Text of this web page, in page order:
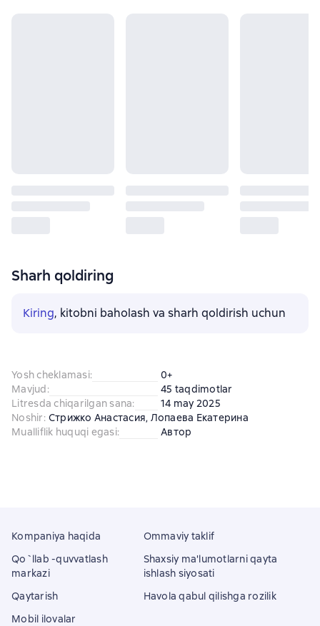
Sharh qoldiring
Kiring, kitobni baholash va sharh qoldirish uchun
Yosh cheklamasi:
0+
Mavjud:
45 taqdimotlar
Litresda chiqarilgan sana:
14 may 2025
Noshir: Стрижко Анастасия, Лопаева Екатерина
Mualliflik huquqi egasi: Автор
Kompaniya haqida
Qo`llab -quvvatlash
markazi
Qaytarish
Mobil ilovalar
Ommaviy taklif
Shaxsiy ma'lumotlarni qayta
ishlash siyosati
Havola qabul qilishga rozilik